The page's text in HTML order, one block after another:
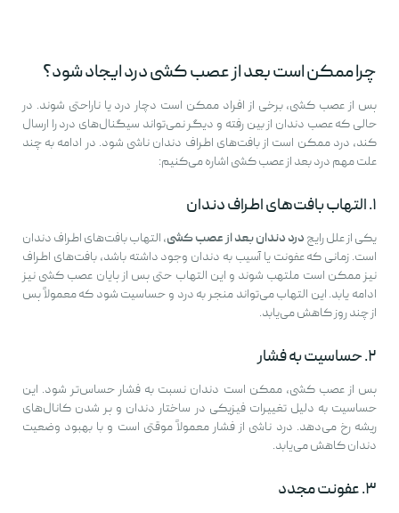
چرا ممکن است بعد از عصب کشی درد ایجاد شود؟
پس از عصب کشی، برخی از افراد ممکن است دچار درد یا ناراحتی شوند. در
حالی که عصب دندان از بین رفته و دیگر نمی‌تواند سیگنال‌های درد را ارسال
کند، درد ممکن است از بافت‌های اطراف دندان ناشی شود. در ادامه به چند
علت مهم درد بعد از عصب کشی اشاره می‌کنیم:
۱. التهاب بافت‌های اطراف دندان
یکی از علل رایج درد دندان بعد از عصب کشی، التهاب بافت‌های اطراف دندان
است. زمانی که عفونت یا آسیب به دندان وجود داشته باشد، بافت‌های اطراف
نیز ممکن است ملتهب شوند و این التهاب حتی پس از پایان عصب کشی نیز
ادامه یابد. این التهاب می‌تواند منجر به درد و حساسیت شود که معمولاً پس
از چند روز کاهش می‌یابد.
۲. حساسیت به فشار
پس از عصب کشی، ممکن است دندان نسبت به فشار حساس‌تر شود. این
حساسیت به دلیل تغییرات فیزیکی در ساختار دندان و پر شدن کانال‌های
ریشه رخ می‌دهد. درد ناشی از فشار معمولاً موقتی است و با بهبود وضعیت
دندان کاهش می‌یابد.
۳. عفونت مجدد